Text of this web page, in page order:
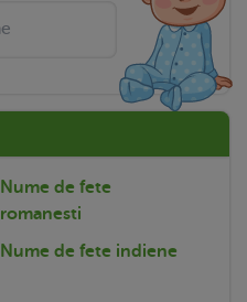
Nume de fete
romanesti
Nume de fete indiene